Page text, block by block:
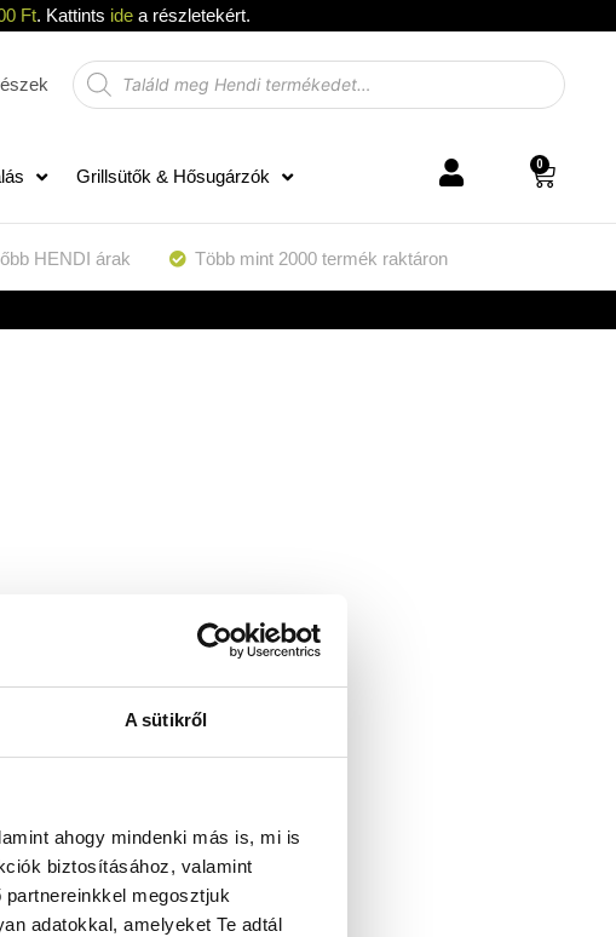
A sütikről
ahogy mindenki más is, mi is
biztosításához, valamint
megosztjuk
adatokkal, amelyeket Te adtál
Ft. Kattints idea részletekért.
Grillsütők & Hősugárzók
0
HENDI árak Több mint 2000 termék raktáron